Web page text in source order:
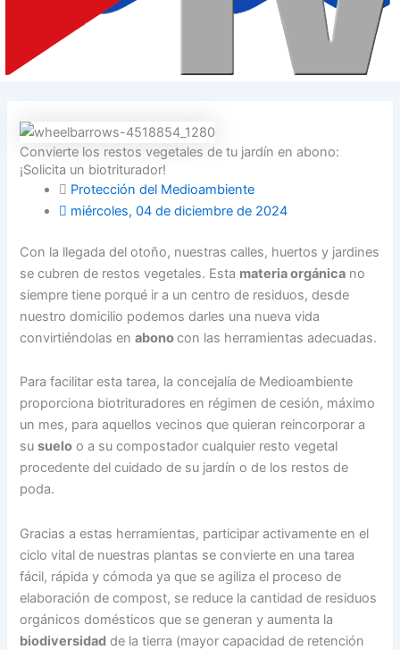
Convierte los restos vegetales de tu jardín en abono:
¡Solicita un biotriturador!
Protección del Medioambiente
miércoles, 04 de diciembre de 2024
Con la llegada del otoño, nuestras calles, huertos y jardines
se cubren de restos vegetales. Esta materia orgánica no
siempre tiene porqué ir a un centro de residuos, desde
nuestro domicilio podemos darles una nueva vida
convirtiéndolas enabonocon las herramientas adecuadas.
Para facilitar esta tarea, la concejalía de Medioambiente
proporciona biotrituradores en régimen de cesión, máximo
un mes, para aquellos vecinos que quieran reincorporar a
susuelo o a su compostador cualquier resto vegetal
procedente del cuidado de su jardín o de los restos de
poda.
Gracias a estas herramientas, participar activamente en el
ciclo vital de nuestras plantas se convierte en una tarea
fácil, rápida y cómoda ya que se agiliza el proceso de
elaboración de compost, se reduce la cantidad de residuos
orgánicos domésticos que se generan y aumenta la
biodiversidad de la tierra (mayor capacidad de retención